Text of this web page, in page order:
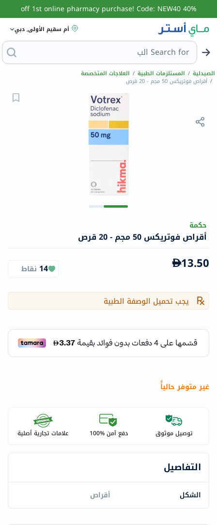
40% off 1st online pharmacy purchase! Code: NEW40
أم سقيم الأولى, دبي
Search for البحث عن كو
الصيدلية / المستلزمات الطبية / العلاجات المتخصصة
/ أقراص فوتريكس 50 مجم - 20 قرص
حكمة
أقراص فوتريكس 50 مجم - 20 قرص
13.50
14 نقاط
يجب تحميل الوصفة الطبية
غير متوفر حالياًً
توصيل موثوق دفع آمن %100 علامات تجارية أصلية
التفاصيل
الشكل أقراص